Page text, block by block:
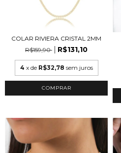
COLAR RIVIERA CRISTAL 2MM
R$159,90
R$131,10
4 x de R$32,78 sem juros